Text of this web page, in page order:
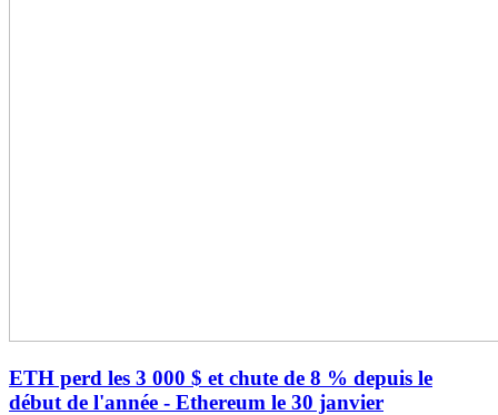
ETH perd les 3 000 $ et chute de 8 % depuis le
début de l'année - Ethereum le 30 janvier